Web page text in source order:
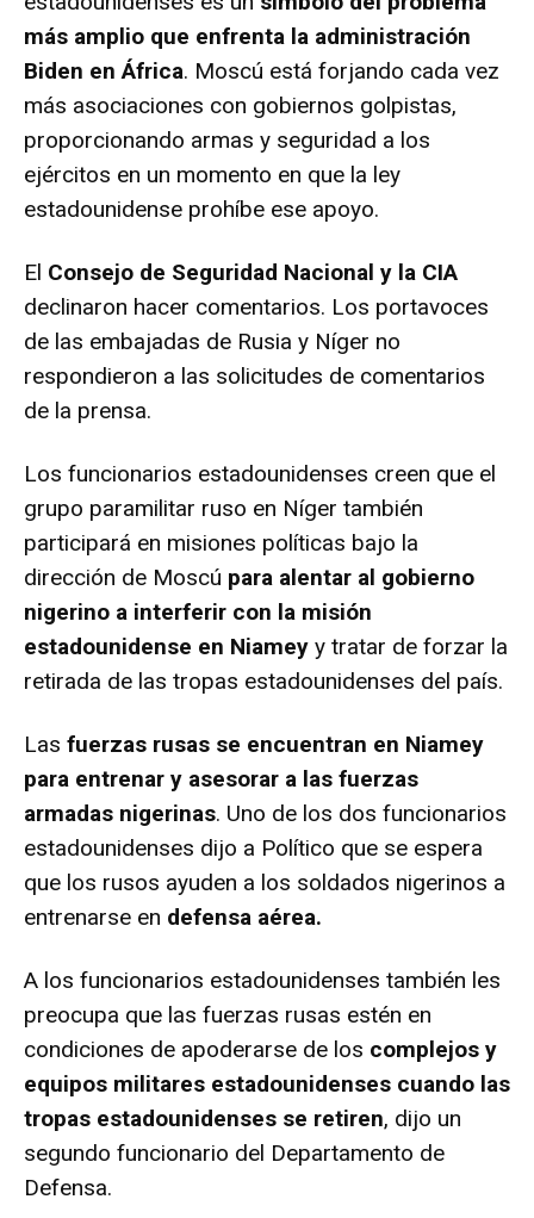
más amplio que enfrenta la administración
Biden en África. Moscú está forjando cada vez
más asociaciones con gobiernos golpistas,
proporcionando armas y seguridad a los
ejércitos en un momento en que la ley
estadounidense prohíbe ese apoyo.
El Consejo de Seguridad Nacional y la CIA
declinaron hacer comentarios. Los portavoces
de las embajadas de Rusia y Níger no
respondieron a las solicitudes de comentarios
de la prensa.
Los funcionarios estadounidenses creen que el
grupo paramilitar ruso en Níger también
participará en misiones políticas bajo la
dirección de Moscú para alentar al gobierno
nigerino a interferir con la misión
estadounidense en Niamey y tratar de forzar la
retirada de las tropas estadounidenses del país.
Las fuerzas rusas se encuentran en Niamey
para entrenar y asesorar a las fuerzas
armadas nigerinas. Uno de los dos funcionarios
estadounidenses dijo a Político que se espera
que los rusos ayuden a los soldados nigerinos a
entrenarse en defensa aérea.
A los funcionarios estadounidenses también les
preocupa que las fuerzas rusas estén en
condiciones de apoderarse de los complejos y
equipos militares estadounidenses cuando las
tropas estadounidenses se retiren, dijo un
segundo funcionario del Departamento de
Defensa.